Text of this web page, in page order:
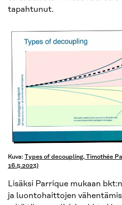
tapahtunut.
Kuva: Types of decoupling, Timothée
16.5.2023)
Lisäksi Parrique mukaan
ja luontohaittojen